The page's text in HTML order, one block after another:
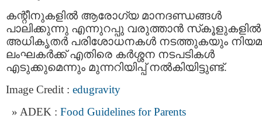
കന്റീനുകളിൽ ആരോഗ്യ മാനദണ്ഡങ്ങൾ
പാലിക്കുന്നു എന്നുറപ്പു വരുത്താൻ സ്‌കൂളുകളിൽ
അധികൃതർ പരിശോധനകൾ നടത്തുകയും നിയമ
ലംഘകർക്ക് എതിരെ കർശ്ശന നടപടികൾ
എടുക്കുമെന്നും മുന്നറിയിപ്പ് നൽകിയിട്ടുണ്ട്.
Image Credit : edugravity
ADEK : Food Guidelines for Parents